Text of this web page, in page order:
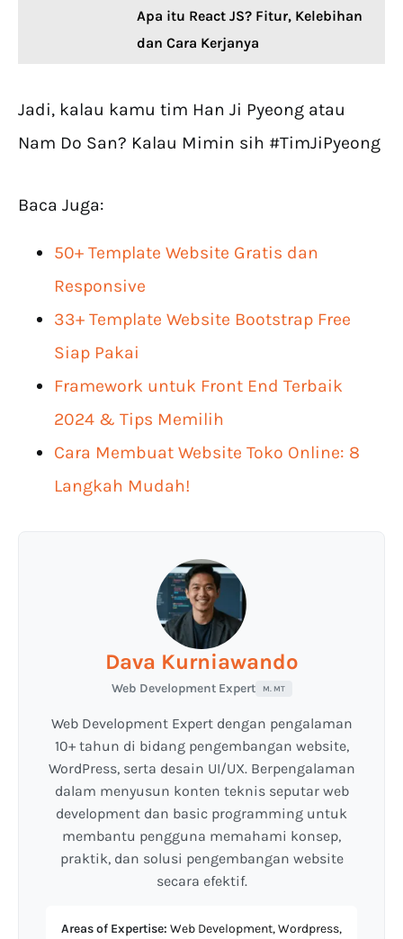
Apa itu React JS? Fitur, Kelebihan
dan Cara Kerjanya
Jadi, kalau kamu tim Han Ji Pyeong atau
Nam Do San? Kalau Mimin sih #TimJiPyeong
Baca Juga:
50+ Template Website Gratis dan
Responsive
33+ Template Website Bootstrap Free
Siap Pakai
Framework untuk Front End Terbaik
2024 & Tips Memilih
Cara Membuat Website Toko Online: 8
Langkah Mudah!
Dava Kurniawando
Web Development Expert M. MT
Web Development Expert dengan pengalaman
10+ tahun di bidang pengembangan website,
WordPress, serta desain UI/UX. Berpengalaman
dalam menyusun konten teknis seputar web
development dan basic programming untuk
membantu pengguna memahami konsep,
praktik, dan solusi pengembangan website
secara efektif.
Areas of Expertise: Web Development, Wordpress,